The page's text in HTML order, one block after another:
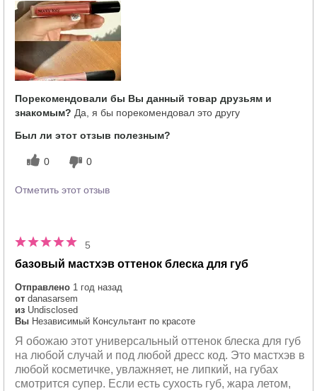
Порекомендовали бы Вы данный товар друзьям и
знакомым? Да, я бы порекомендовал это другу
Был ли этот отзыв полезным?
0 0
Отметить этот отзыв
5
базовый мастхэв оттенок блеска для губ
Отправлено 1 год назад
от danasarsem
из Undisclosed
Вы Независимый Консультант по красоте
Я обожаю этот универсальный оттенок блеска для губ
на любой случай и под любой дресс код. Это мастхэв в
любой косметичке, увлажняет, не липкий, на губах
смотрится супер. Если есть сухость губ, жара летом,